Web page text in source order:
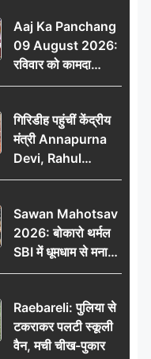
योग
Aaj Ka Panchang
09 August 2026:
रविवार को कामदा
एकादशी का व्रत, जानें
और शुभ समय
गिरिडीह पहुंचीं केंद्रीय
मंत्री Annapurna
Devi, Rahul
Gandhi पर साधा
आंदोलन को लेकर
सरकार पर हमला
Sawan Mahotsav
2026: बोकारो थर्मल
SBI में धूमधाम से मना
सावन महोत्सव
Raebareli: पुलिया से
टकराकर पलटी स्कूली
वैन, मची चीख-पुकार